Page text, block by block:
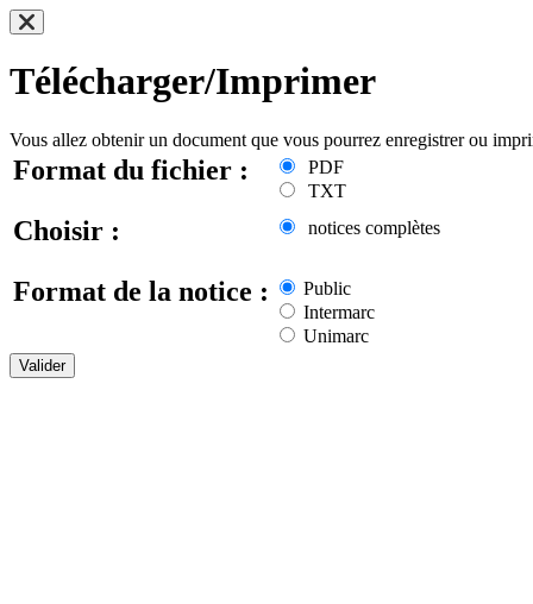
Télécharger/Imprimer
Vous allez obtenir un document que vous pourrez enregistrer ou
Format du fichier :
PDF
TXT
Choisir : notices complètes
Format de la notice :
Public
Intermarc
Unimarc